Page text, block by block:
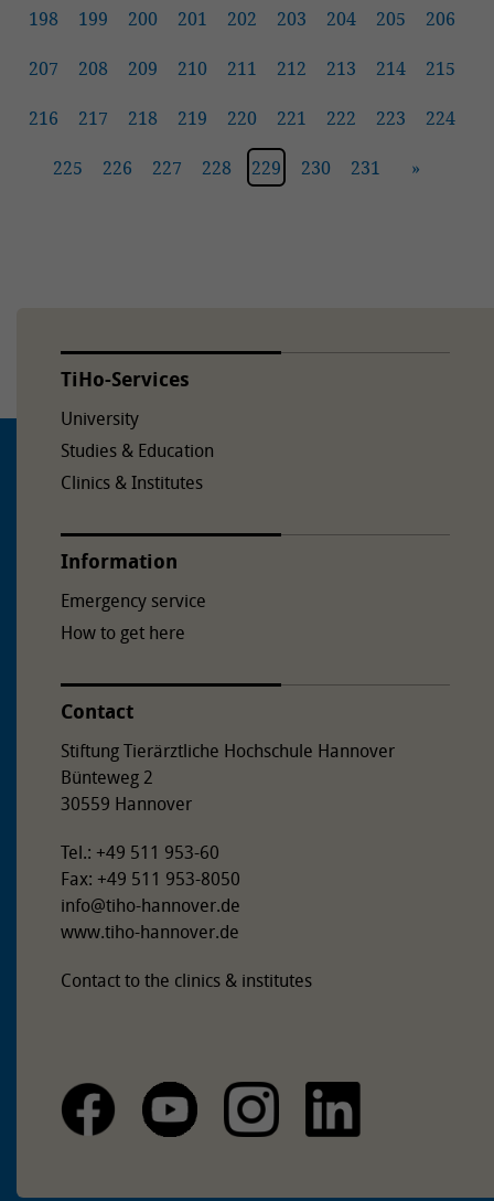
198 199 200 201 202 203 204 205 206
207 208 209 210 211 212 213 214 215
216 217 218 219 220 221 222 223 224
225 226 227 228 229 230 231 »
TiHo-Services
University
Studies & Education
Clinics & Institutes
Information
Emergency service
How to get here
Contact
Stiftung Tierärztliche Hochschule Hannover
Bünteweg 2
30559 Hannover
Tel.: +49 511 953-60
Fax: +49 511 953-8050
info@tiho-hannover.de
www.tiho-hannover.de
Contact to the clinics & institutes